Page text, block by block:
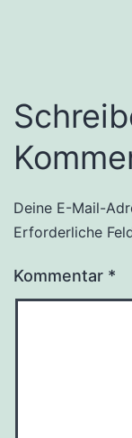
Deine E-Mail-
Erforderliche
Kommentar *